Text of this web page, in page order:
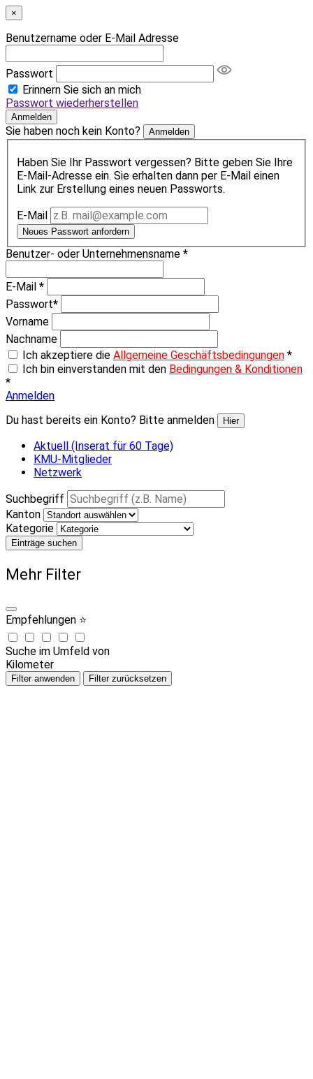
×
Benutzername oder E-Mail Adresse
Passwort
Erinnern Sie sich an mich
Passwort wiederherstellen
Anmelden
Sie haben noch kein Konto? Anmelden
Haben Sie Ihr Passwort vergessen? Bitte geben Sie Ihre
E-Mail-Adresse ein. Sie erhalten dann per E-Mail einen
Link zur Erstellung eines neuen Passworts.
E-Mail
Neues Passwort anfordern
Benutzer- oder Unternehmensname *
E-Mail *
Passwort*
Vorname
Nachname
Ich akzeptiere die Allgemeine Geschäftsbedingungen *
Ich bin einverstanden mit den Bedingungen & Konditionen
*
Anmelden
Du hast bereits ein Konto? Bitte anmelden
Hier
Aktuell (Inserat für 60 Tage)
KMU-Mitglieder
Netzwerk
Suchbegriff
Kanton
Kategorie
Einträge suchen
Mehr Filter
Empfehlungen ⭐
Suche im Umfeld von
Kilometer
Filter anwenden Filter zurücksetzen